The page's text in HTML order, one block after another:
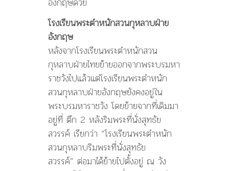
โรงเรียนพระตำหนักสวนกุหลาบฝ่าย
อังกฤษ
หลังจากโรงเรียนพระตำหนักสวน
กุหลาบฝ่ายไทยย้ายออกจากพระบรมหา
ราชวังไปแล้วแต่โรงเรียนพระตำหนัก
สวนกุหลาบฝ่ายอังกฤษยังคงอยู่ใน
พระบรมหาราชวัง โดยย้ายจากที่เดิมมา
อยู่ที่ ตึก 2 หลังริมพระที่นั่งสุทธัย
สวรรค์ เรียกว่า “โรงเรียนพระตำหนัก
สวนกุหลาบริมพระที่นั่งสุทธัย
สวรรค์” ต่อมาได้ย้ายไปตั้งอยู่ ณ วัง